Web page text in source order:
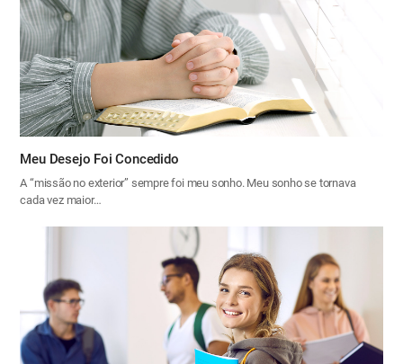
Meu Desejo Foi Concedido
A “missão no exterior” sempre foi meu sonho. Meu sonho se tornava
cada vez maior…